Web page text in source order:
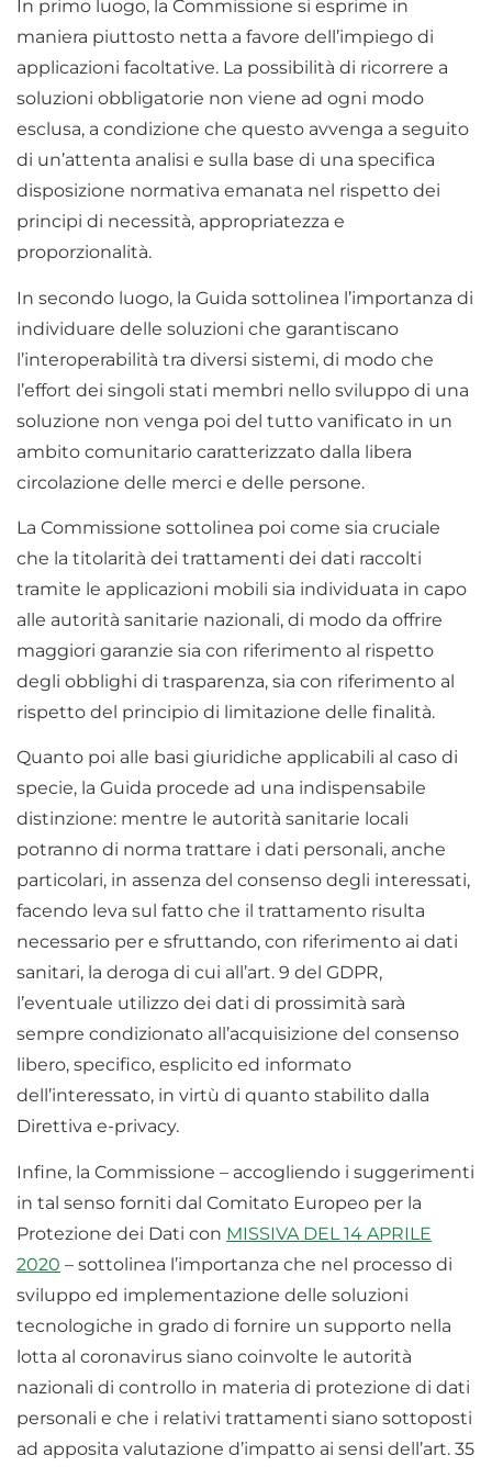
In primo luogo, la Commissione si esprime in
maniera piuttosto netta a favore dell’impiego di
applicazioni facoltative. La possibilità di ricorrere a
soluzioni obbligatorie non viene ad ogni modo
esclusa, a condizione che questo avvenga a seguito
di un’attenta analisi e sulla base di una specifica
disposizione normativa emanata nel rispetto dei
principi di necessità, appropriatezza e
proporzionalità.
In secondo luogo, la Guida sottolinea l’importanza di
individuare delle soluzioni che garantiscano
l’interoperabilità tra diversi sistemi, di modo che
l’effort dei singoli stati membri nello sviluppo di una
soluzione non venga poi del tutto vanificato in un
ambito comunitario caratterizzato dalla libera
circolazione delle merci e delle persone.
La Commissione sottolinea poi come sia cruciale
che la titolarità dei trattamenti dei dati raccolti
tramite le applicazioni mobili sia individuata in capo
alle autorità sanitarie nazionali, di modo da offrire
maggiori garanzie sia con riferimento al rispetto
degli obblighi di trasparenza, sia con riferimento al
rispetto del principio di limitazione delle finalità.
Quanto poi alle basi giuridiche applicabili al caso di
specie, la Guida procede ad una indispensabile
distinzione: mentre le autorità sanitarie locali
potranno di norma trattare i dati personali, anche
particolari, in assenza del consenso degli interessati,
facendo leva sul fatto che il trattamento risulta
necessario per e sfruttando, con riferimento ai dati
sanitari, la deroga di cui all’art. 9 del GDPR,
l’eventuale utilizzo dei dati di prossimità sarà
sempre condizionato all’acquisizione del consenso
libero, specifico, esplicito ed informato
dell’interessato, in virtù di quanto stabilito dalla
Direttiva e-privacy.
Infine, la Commissione – accogliendo i suggerimenti
in tal senso forniti dal Comitato Europeo per la
Protezione dei Dati con MISSIVA DEL 14 APRILE
2020 – sottolinea l’importanza che nel processo di
sviluppo ed implementazione delle soluzioni
tecnologiche in grado di fornire un supporto nella
lotta al coronavirus siano coinvolte le autorità
nazionali di controllo in materia di protezione di dati
personali e che i relativi trattamenti siano sottoposti
ad apposita valutazione d’impatto ai sensi dell’art. 35